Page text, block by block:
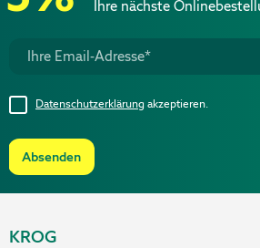
Ihre nächste
Absenden
Datenschutzerklärung akzeptieren.
KROG